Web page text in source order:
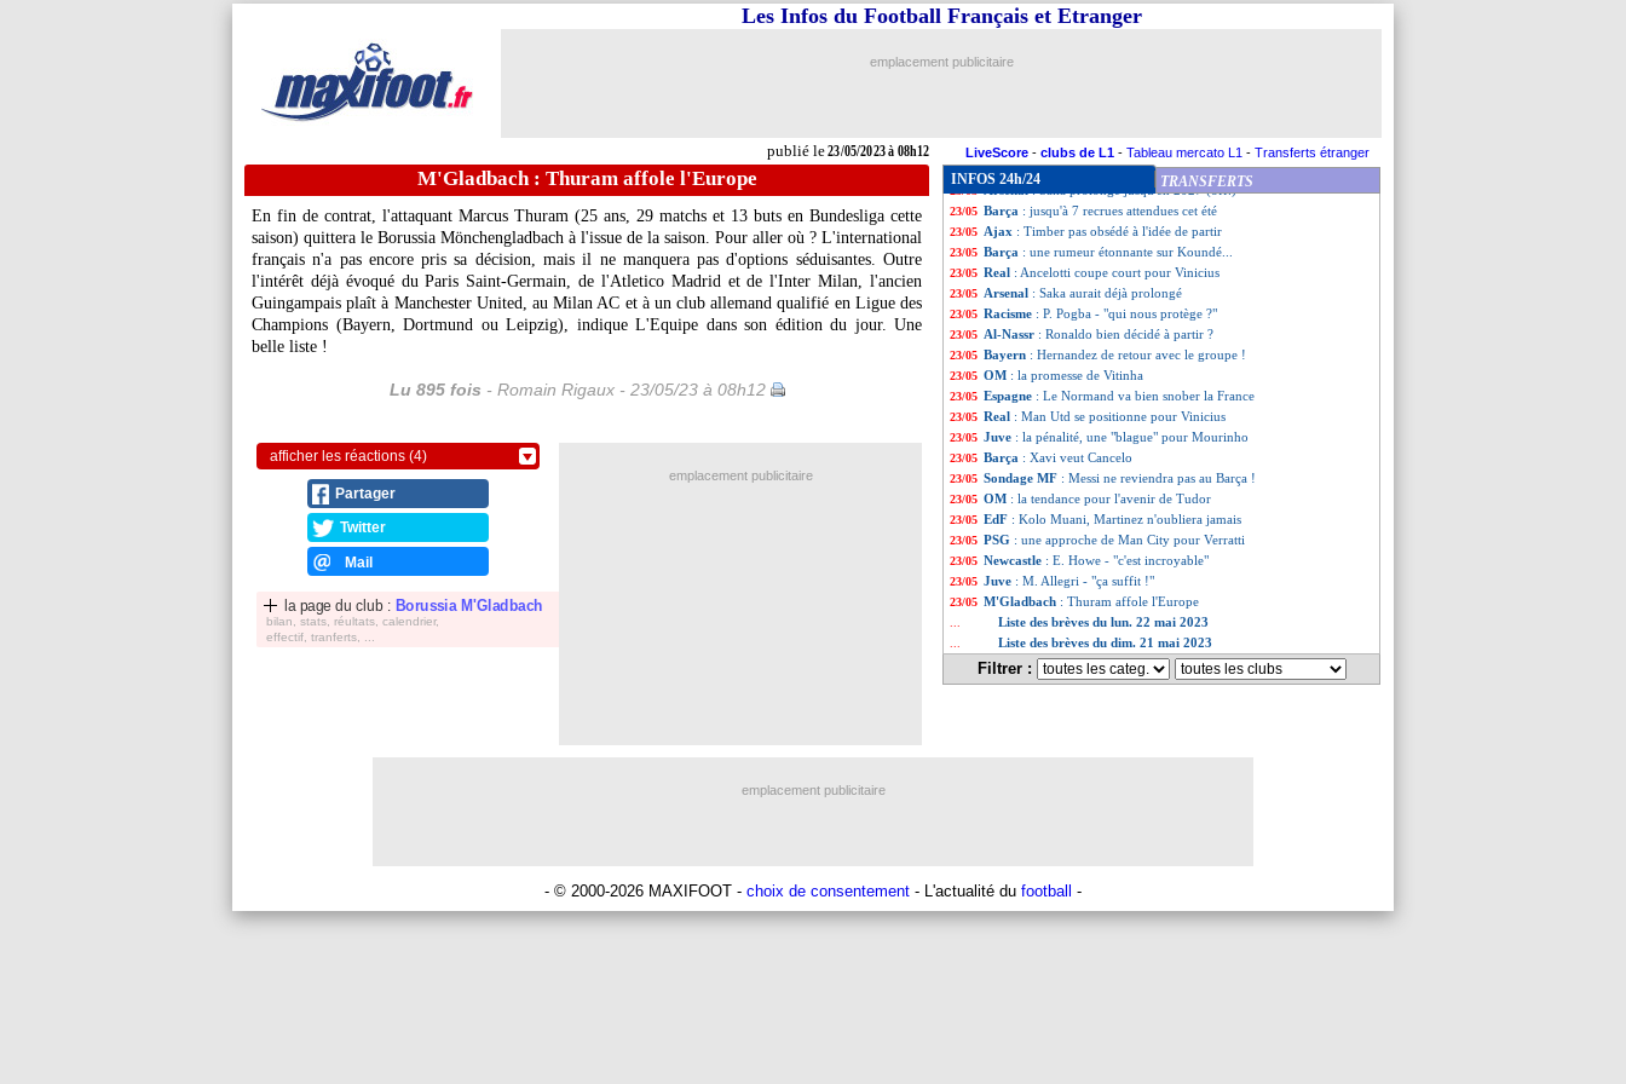
publié le23/05/2023 à 08h12
Les Infos du Football Français et Etranger
emplacement publicitaire
LiveScore - clubs de L1 - Tableau mercato L1 - Transferts étranger
M'Gladbach : Thuram affole l'Europe
En fin de contrat, l'attaquant Marcus Thuram (25 ans, 29 matchs et 13 buts en Bundesliga cette
saison) quittera le Borussia Mönchengladbach à l'issue de la saison. Pour aller où ? L'international
français n'a pas encore pris sa décision, mais il ne manquera pas d'options séduisantes. Outre
l'intérêt déjà évoqué du Paris Saint-Germain, de l'Atletico Madrid et de l'Inter Milan, l'ancien
Guingampais plaît à Manchester United, au Milan AC et à un club allemand qualifié en Ligue des
Champions (Bayern, Dortmund ou Leipzig), indique L'Equipe dans son édition du jour. Une
belle liste !
Lu 895 fois - Romain Rigaux - 23/05/23 à 08h12
afficher les réactions (4)
Partager
Twitter
Mail
la page du club : Borussia M'Gladbach
bilan, stats, réultats, calendrier,
effectif, tranferts, ...
INFOS 24h/24 TRANSFERTS
23/05 Divers: Bettoni veut entraîner en L1
23/05 PSG: Jorge Messi pousse pour l'Arabie Saoudite
23/05 PHOTOS
23/05 Bayern : prix fixé pour Nübel
23/05 PSG: Rothen a hâte que la saison se termine
: Saka prolonge jusqu'en 2027 (off.)
23/05 Barça : jusqu'à 7 recrues attendues cet été
23/05 Ajax : Timber pas obsédé à l'idée de partir
23/05 Barça : une rumeur étonnante sur Koundé...
23/05 Real : Ancelotti coupe court pour Vinicius
23/05 Arsenal : Saka aurait déjà prolongé
23/05 Racisme : P. Pogba - "qui nous protège ?"
23/05 Al-Nassr : Ronaldo bien décidé à partir ?
23/05 Bayern : Hernandez de retour avec le groupe !
23/05 OM : la promesse de Vitinha
23/05 Espagne : Le Normand va bien snober la France
23/05 Real : Man Utd se positionne pour Vinicius
23/05 Juve : la pénalité, une "blague" pour Mourinho
23/05 Barça : Xavi veut Cancelo
23/05 Sondage MF : Messi ne reviendra pas au Barça !
23/05 OM : la tendance pour l'avenir de Tudor
23/05 EdF : Kolo Muani, Martinez n'oubliera jamais
23/05 PSG : une approche de Man City pour Verratti
23/05 Newcastle : E. Howe - "c'est incroyable"
23/05 Juve : M. Allegri - "ça suffit !"
23/05 M'Gladbach : Thuram affole l'Europe
Liste des brèves du lun. 22 mai 2023
Liste des brèves du dim. 21 mai 2023
Filtrer :
emplacement publicitaire
emplacement publicitaire
- © 2000-2026 MAXIFOOT - choix de consentement - L'actualité du football -